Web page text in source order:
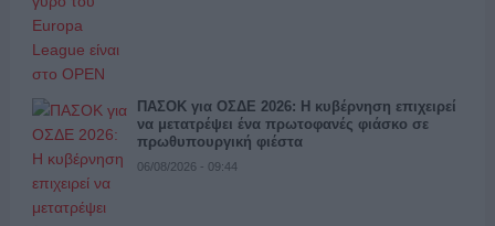
ΠΑΣΟΚ για ΟΣΔΕ 2026: Η κυβέρνηση επιχειρεί
να μετατρέψει ένα πρωτοφανές φιάσκο σε
πρωθυπουργική φιέστα
06/08/2026 - 09:44